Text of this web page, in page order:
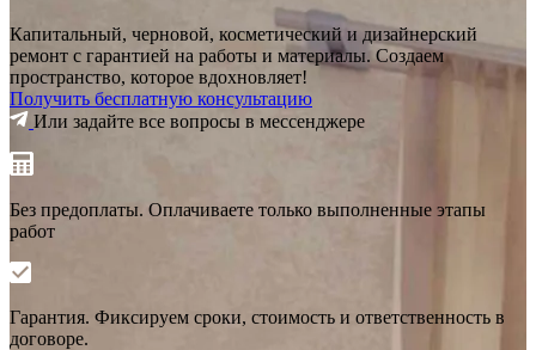
Капитальный, черновой, косметический и дизайнерский
ремонт с гарантией на работы и материалы. Создаем
пространство, которое вдохновляет!
Получить бесплатную консультацию
Или задайте все вопросы в мессенджере
Без предоплаты. Оплачиваете только выполненные этапы
работ
Гарантия. Фиксируем сроки, стоимость и ответственность в
договоре.